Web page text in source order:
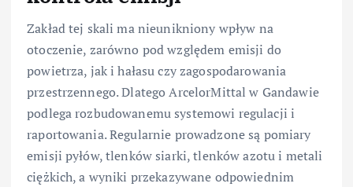
Zakład tej skali ma nieunikniony wpływ na
otoczenie, zarówno pod względem emisji do
powietrza, jak i hałasu czy zagospodarowania
przestrzennego. Dlatego ArcelorMittal w Gandawie
podlega rozbudowanemu systemowi regulacji i
raportowania. Regularnie prowadzone są pomiary
emisji pyłów, tlenków siarki, tlenków azotu i metali
ciężkich, a wyniki przekazywane odpowiednim